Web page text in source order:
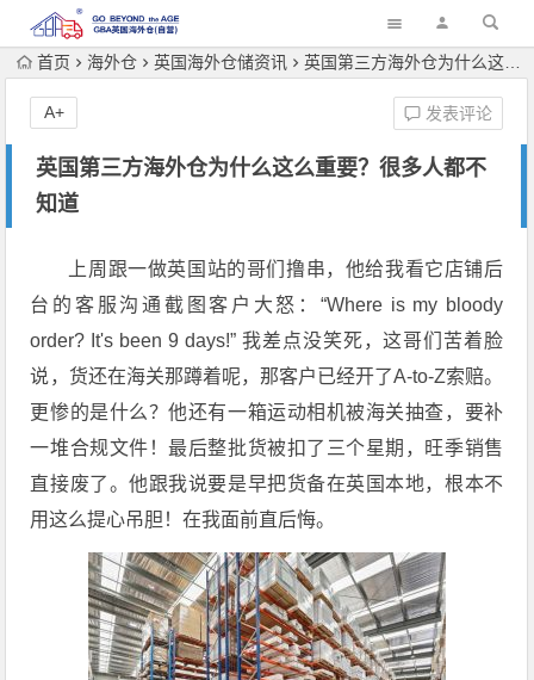
首页 海外仓 英国海外仓储资讯 英国第三方海外仓为什么这么重要？很多人都不知道
英国第三方海外仓为什么这么重要？很多人都不
知道
发表评论
A+
上周跟一做英国站的哥们撸串，他给我看它店铺后
台的客服沟通截图客户大怒：“Where is my bloody
order? It's been 9 days!” 我差点没笑死，这哥们苦着脸
说，货还在海关那蹲着呢，那客户已经开了A-to-Z索赔。
更惨的是什么？他还有一箱运动相机被海关抽查，要补
一堆合规文件！最后整批货被扣了三个星期，旺季销售
直接废了。他跟我说要是早把货备在英国本地，根本不
用这么提心吊胆！在我面前直后悔。